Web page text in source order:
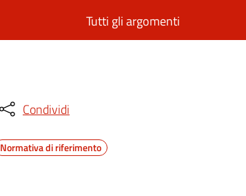
Tutti gli argomenti
Condividi
Normativa di riferimento